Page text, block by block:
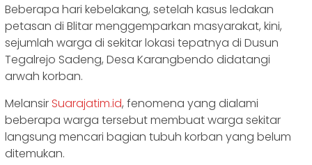
Beberapa hari kebelakang, setelah kasus ledakan
petasan di Blitar menggemparkan masyarakat, kini,
sejumlah warga di sekitar lokasi tepatnya di Dusun
Tegalrejo Sadeng, Desa Karangbendo didatangi
arwah korban.
Melansir Suarajatim.id, fenomena yang dialami
beberapa warga tersebut membuat warga sekitar
langsung mencari bagian tubuh korban yang belum
ditemukan.